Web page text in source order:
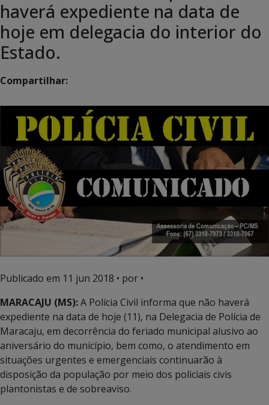
haverá expediente na data de
hoje em delegacia do interior do
Estado.
Compartilhar:
Publicado em 11 jun 2018 • por •
MARACAJU (MS):A Polícia Civil informa que não haverá
expediente na data de hoje (11), na Delegacia de Polícia de
Maracaju, em decorrência do feriado municipal alusivo ao
aniversário do município, bem como, o atendimento em
situações urgentes e emergenciais continuarão à
disposição da população por meio dos policiais civis
plantonistas e de sobreaviso.